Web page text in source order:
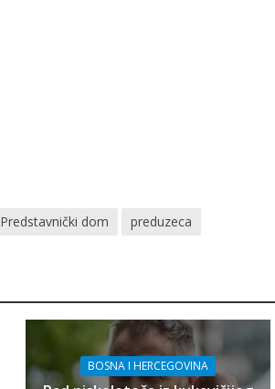
Predstavnički dom preduzeca
BOSNA I HERCEGOVINA